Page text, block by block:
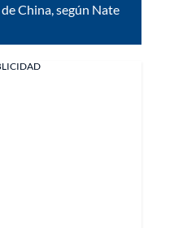
China, según Nate